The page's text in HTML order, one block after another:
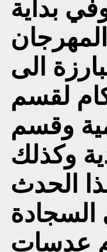
بداية
الى
لقسم
وقسم
وكذلك
الحدث
السجادة
عدسات